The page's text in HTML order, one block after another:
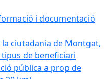
i documentació
ciutadania de Montgat,
de beneficiari
pública a prop de